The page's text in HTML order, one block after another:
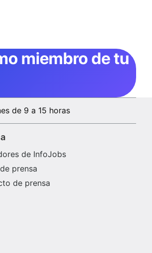
miembro de tu
de 9 a 15 horas
de InfoJobs
prensa
de prensa